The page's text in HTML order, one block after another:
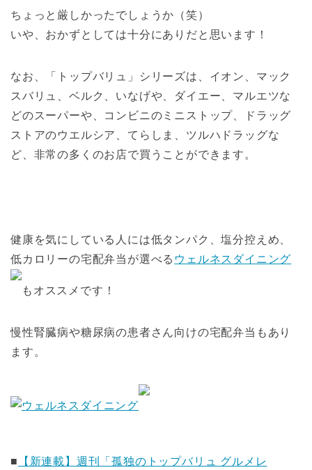
ちょっと厳しかったでしょうか（笑）
いや、おかずとしては十分にありだと思います！
なお、「トップバリュ」シリーズは、イオン、マック
スバリュ、ベルク、いなげや、ダイエー、マルエツな
どのスーパーや、コンビニのミニストップ、ドラッグ
ストアのウエルシア、てらしま、ツルハドラッグな
ど、非常の多くのお店で買うことができます。
健康を気にしている人には低タンパク、塩分控えめ、
低カロリーの宅配弁当が選べる ウェルネスダイニング
もオススメです！
慢性腎臓病や糖尿病の患者さん向けの宅配弁当もあり
ます。
■
【新連載】週刊「孤独のトップバリュ グルメレ